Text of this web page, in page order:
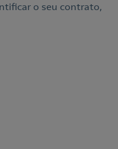
o seu contrato,